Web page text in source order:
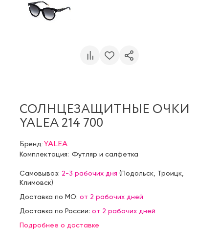
СОЛНЦЕЗАЩИТНЫЕ ОЧКИ
YALEA 214 700
Бренд:YALEA
Комплектация: Футляр и салфетка
Самовывоз: 2-3 рабочих дня (Подольск Троицк
Климовск)
Доставка по МО: от 2 рабочих дней
Доставка по России: от 2 рабочих дней
Подробнее о доставке